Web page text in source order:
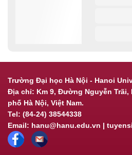
Trường Đại học Hà Nội - Hanoi
Địa chỉ: Km 9, Đường Nguyễn
phố Hà Nội, Việt Nam.
Tel: (84-24) 38544338
Email: hanu@hanu.edu.vn |